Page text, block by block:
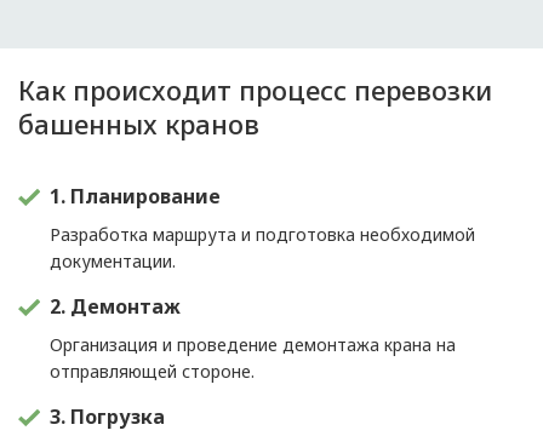
Как происходит процесс перевозки
башенных кранов
1. Планирование
Разработка маршрута и подготовка необходимой
документации.
2. Демонтаж
Организация и проведение демонтажа крана на
отправляющей стороне.
3. Погрузка